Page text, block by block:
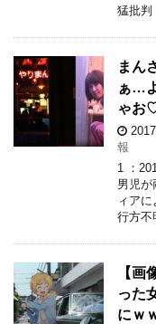
猛批判
まん
ぁ…
ゃ
報
1 ：
男児が
ィア
行方不
【画
った
にｗ